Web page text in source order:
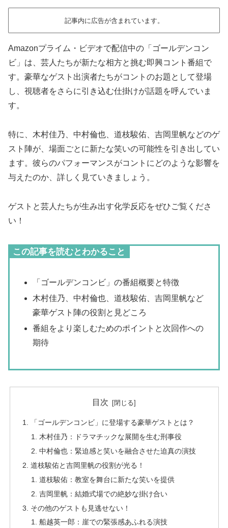
記事内に広告が含まれています。
Amazonプライム・ビデオで配信中の「ゴールデンコン
ビ」は、芸人たちが新たな相方と挑む即興コント番組で
す。豪華なゲスト出演者たちがコントのお題として登場
し、視聴者をさらに引き込む仕掛けが話題を呼んでいま
す。
特に、木村佳乃、中村倫也、道枝駿佑、吉岡里帆などのゲ
スト陣が、場面ごとに新たな笑いの可能性を引き出してい
ます。彼らのパフォーマンスがコントにどのような影響を
与えたのか、詳しく見ていきましょう。
ゲストと芸人たちが生み出す化学反応をぜひご覧くださ
い！
この記事を読むとわかること
「ゴールデンコンビ」の番組概要と特徴
木村佳乃、中村倫也、道枝駿佑、吉岡里帆など
豪華ゲスト陣の役割と見どころ
番組をより楽しむためのポイントと次回作への
期待
目次
「ゴールデンコンビ」に登場する豪華ゲストとは？
木村佳乃：ドラマチックな展開を生む刑事役
中村倫也：緊迫感と笑いを融合させた迫真の演技
道枝駿佑と吉岡里帆の役割が光る！
道枝駿佑：教室を舞台に新たな笑いを提供
吉岡里帆：結婚式場での絶妙な掛け合い
その他のゲストも見逃せない！
船越英一郎：崖での緊張感あふれる演技